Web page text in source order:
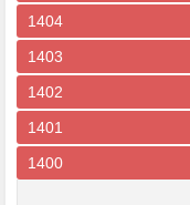
1404
1403
1402
1401
1400